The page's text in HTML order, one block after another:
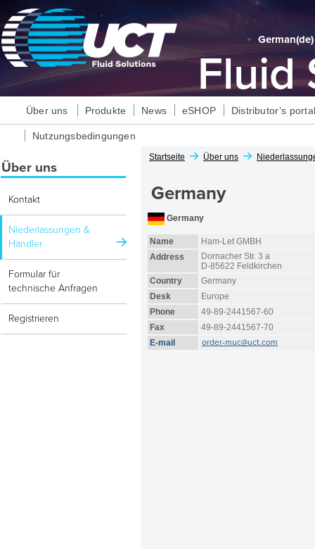
German‎(de)‎
Fluid
Über uns Produkte News eSHOP Distributor’s
Nutzungsbedingungen
Über uns
Kontakt
Niederlassungen &
Händler
Formular für
technische Anfragen
Registrieren
Startseite Über uns
Germany
Germany
Name
Ham-Let GMBH
Address
Dornacher Str. 3 a
D-85622 Feldkirchen
Country
Germany
Desk
Europe
Phone
49-89-2441567-60
Fax
49-89-2441567-70
E-mail
order-muc@uct.com